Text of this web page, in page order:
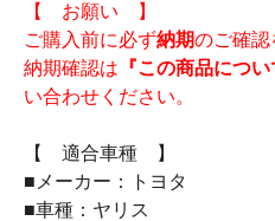
【 お願い 】
ご購入前に必ず納期のご確認
納期確認は 『この商品につ
い合わせください。
【 適合車種 】
■メーカー：トヨタ
■車種：ヤリス